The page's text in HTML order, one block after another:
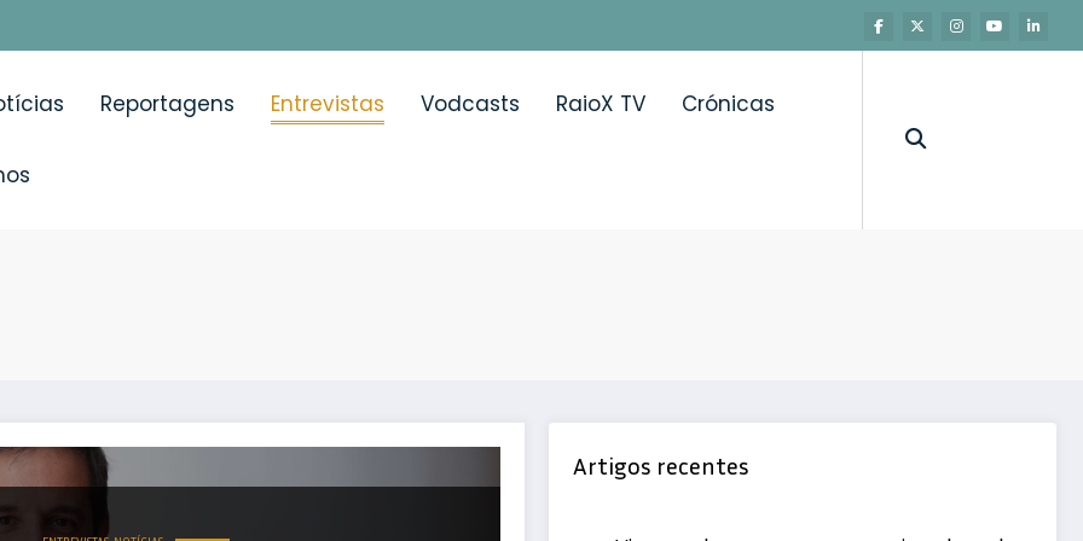
Reportagens Entrevistas Vodcasts RaioX TV Crónicas
modificar o curso natural da doença alérgica Artigos recentes